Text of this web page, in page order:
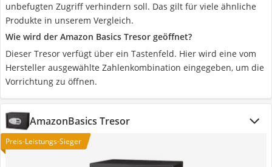
unbefugten Zugriff verhindern soll. Das gilt für viele ähnliche
Produkte in unserem Vergleich.
Wie wird der Amazon Basics Tresor geöffnet?
Dieser Tresor verfügt über ein Tastenfeld. Hier wird eine vom
Hersteller ausgewählte Zahlenkombination eingegeben, um die
Vorrichtung zu öffnen.
AmazonBasics Tresor
Preis-Leistungs-Sieger